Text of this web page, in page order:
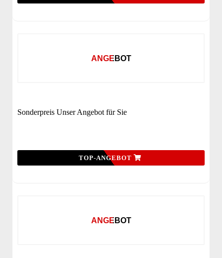
ANGEBOT
Sonderpreis Unser Angebot für Sie
TOP-ANGEBOT
ANGEBOT